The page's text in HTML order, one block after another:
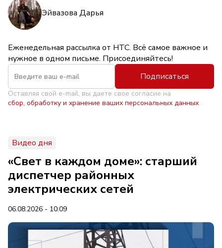
Эйвазова Дарья
Еженедельная рассылка от НТС. Всё самое важное и
нужное в одном письме. Присоединяйтесь!
Подписаться
Оставляя свой e-mail, вы даете свое согласие на
сбор, обработку и хранение ваших персональных данных
Видео дня
«Свет в каждом доме»: старший
диспетчер районных
электрических сетей
06.08.2026 - 10:09